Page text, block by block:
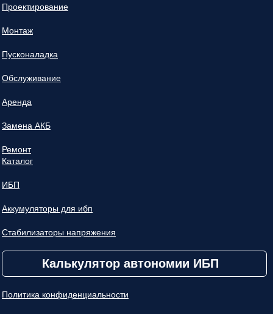
Проектирование
Монтаж
Пусконаладка
Обслуживание
Аренда
Замена АКБ
Ремонт
Каталог
ИБП
Аккумуляторы для ибп
Стабилизаторы напряжения
Калькулятор автономии ИБП
Политика конфиденциальности